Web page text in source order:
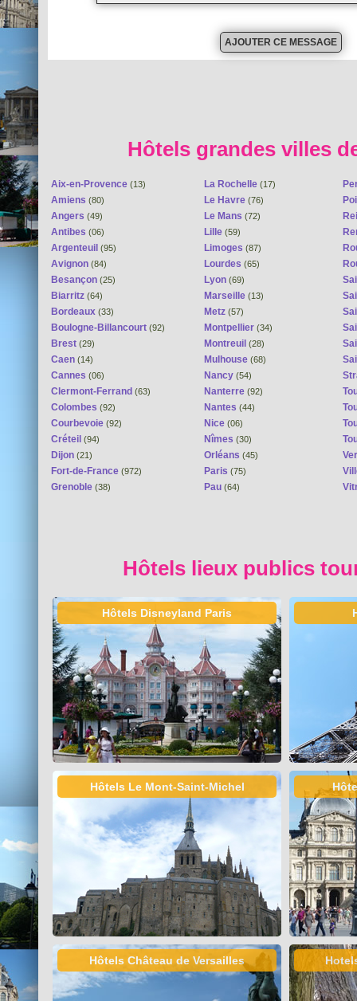
Hôtels grandes villes
Aix-en-Provence (13)
Amiens (80)
Angers (49)
Antibes (06)
Argenteuil (95)
Avignon (84)
Besançon (25)
Biarritz (64)
Bordeaux (33)
Boulogne-Billancourt (92)
Brest (29)
Caen (14)
Cannes (06)
Clermont-Ferrand (63)
Colombes (92)
Courbevoie (92)
Créteil (94)
Dijon (21)
Fort-de-France (972)
Grenoble (38)
La Rochelle (17)
Le Havre (76)
Le Mans (72)
Lille (59)
Limoges (87)
Lourdes (65)
Lyon (69)
Marseille (13)
Metz (57)
Montpellier (34)
Montreuil (28)
Mulhouse (68)
Nancy (54)
Nanterre (92)
Nantes (44)
Nice (06)
Nîmes (30)
Orléans (45)
Paris (75)
Pau (64)
Hôtels lieux publics
Hôtels Disneyland Paris
Hôtels Le Mont-Saint-Michel
Hôtels Château de Versailles